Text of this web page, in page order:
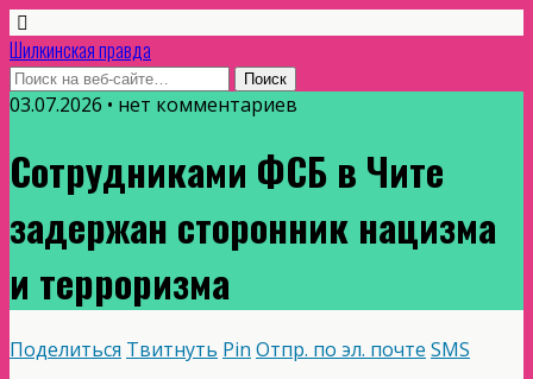
Шилкинская правда
03.07.2026 • нет комментариев
Сотрудниками ФСБ в Чите
задержан сторонник нацизма
и терроризма
Поделиться Твитнуть Pin Отпр. по эл. почте SMS